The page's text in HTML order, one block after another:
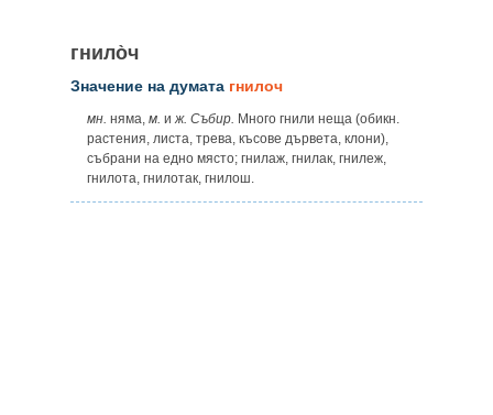
гнило̀ч
Значение на думата гнилоч
мн. няма, м. и ж. Събир. Много гнили неща (обикн.
растения, листа, трева, късове дървета, клони),
събрани на едно място; гнилаж, гнилак, гнилеж,
гнилота, гнилотак, гнилош.